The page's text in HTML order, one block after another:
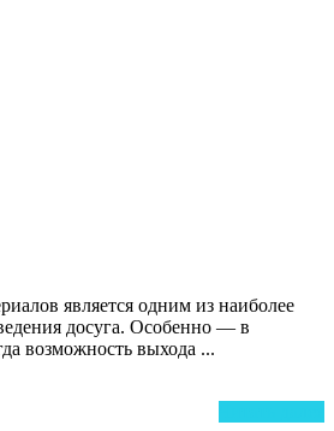
является одним из наиболее
досуга. Особенно — в
возможность выхода ...